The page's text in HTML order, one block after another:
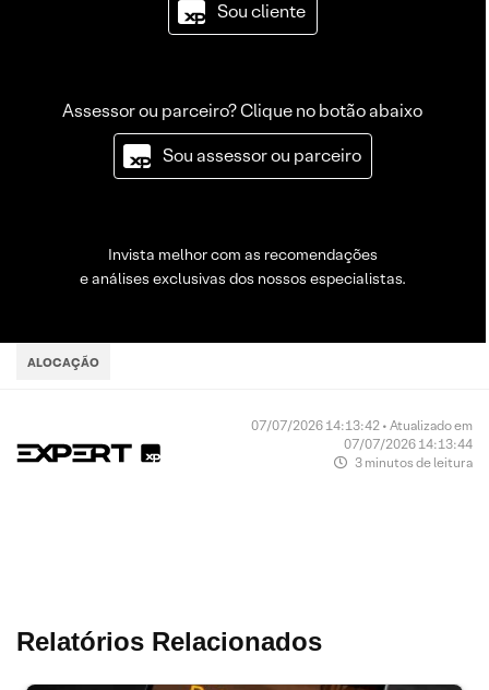
Sou cliente
Assessor ou parceiro? Clique no botão abaixo
Sou assessor ou parceiro
Invista melhor com as recomendações
e análises exclusivas dos nossos especialistas.
ALOCAÇÃO
07/07/2026 14:13:42 • Atualizado em
07/07/2026 14:13:44
3 minutos de leitura
Relatórios Relacionados